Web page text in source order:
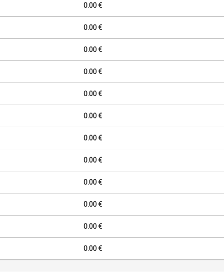
0.00 €
0.00 €
0.00 €
0.00 €
0.00 €
0.00 €
0.00 €
0.00 €
0.00 €
0.00 €
0.00 €
0.00 €